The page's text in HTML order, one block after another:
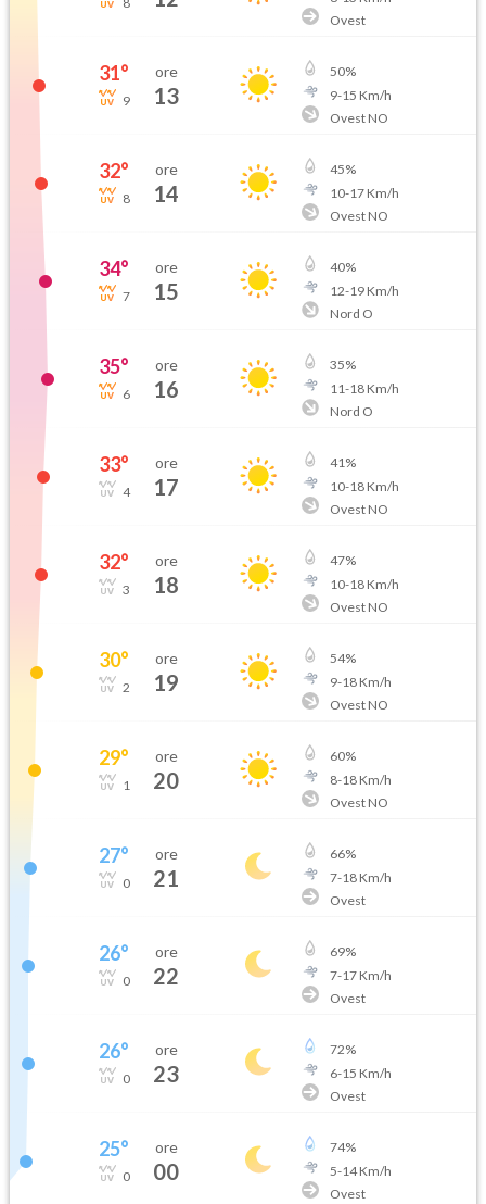
Ovest
31°
9
ore
13
50%
9-15 Km/h
Ovest NO
32°
8
ore
14
45%
10-17Km/h
Ovest NO
34°
7
ore
15
40%
12-19Km/h
Nord O
35°
6
ore
16
35%
11-18Km/h
Nord O
33°
4
ore
17
41%
10-18Km/h
Ovest NO
32°
3
ore
18
47%
10-18Km/h
Ovest NO
30°
2
ore
19
54%
9-18Km/h
Ovest NO
29°
1
ore
20
60%
8-18Km/h
Ovest NO
27°
0
ore
21
66%
7-18Km/h
Ovest
26°
0
ore
22
69%
7-17Km/h
Ovest
26°
0
ore
23
72%
6-15 Km/h
Ovest
25°
0
ore
00
74%
5-14Km/h
Ovest